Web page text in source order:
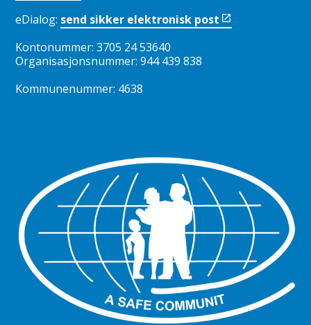
eDialog: send sikker elektronisk post
Kontonummer: 3705 24 53640
Organisasjonsnummer: 944 439 838
Kommunenummer: 4638